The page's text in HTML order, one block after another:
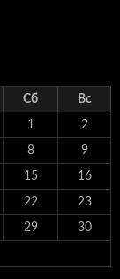
Сб Вс
1 2
8 9
15 16
22 23
29 30